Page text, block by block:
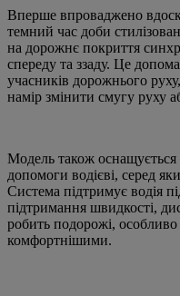
Вперше впроваджено
темний час доби
на дорожнє покриття
спереду та ззаду. Це
учасників дорожнього
намір змінити смугу руху
Модель також
допомоги водієві, серед
Система підтримує водія
підтримання швидкості,
робить подорожі, особливо
комфортнішими.